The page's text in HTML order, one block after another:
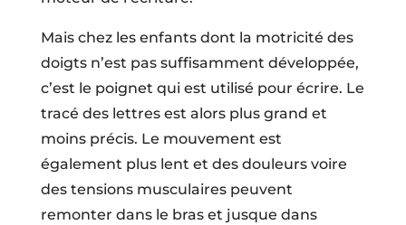
Mais chez les enfants dont la motricité des
doigts n’est pas suffisamment développée,
c’est le poignet qui est utilisé pour écrire. Le
tracé des lettres est alors plus grand et
moins précis. Le mouvement est
également plus lent et des douleurs voire
des tensions musculaires peuvent
remonter dans le bras et jusque dans